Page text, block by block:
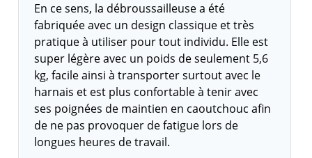
En ce sens, la débroussailleuse a été
fabriquée avec un design classique et très
pratique à utiliser pour tout individu. Elle est
super légère avec un poids de seulement 5,6
kg, facile ainsi à transporter surtout avec le
harnais et est plus confortable à tenir avec
ses poignées de maintien en caoutchouc afin
de ne pas provoquer de fatigue lors de
longues heures de travail.